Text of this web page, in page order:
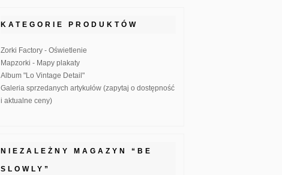
KATEGORIE PRODUKTÓW
Zorki Factory - Oświetlenie
Mapzorki - Mapy plakaty
Album "Lo Vintage Detail"
Galeria sprzedanych artykułów (zapytaj o dostępność
i aktualne ceny)
NIEZALEŻNY MAGAZYN “BE
SLOWLY”